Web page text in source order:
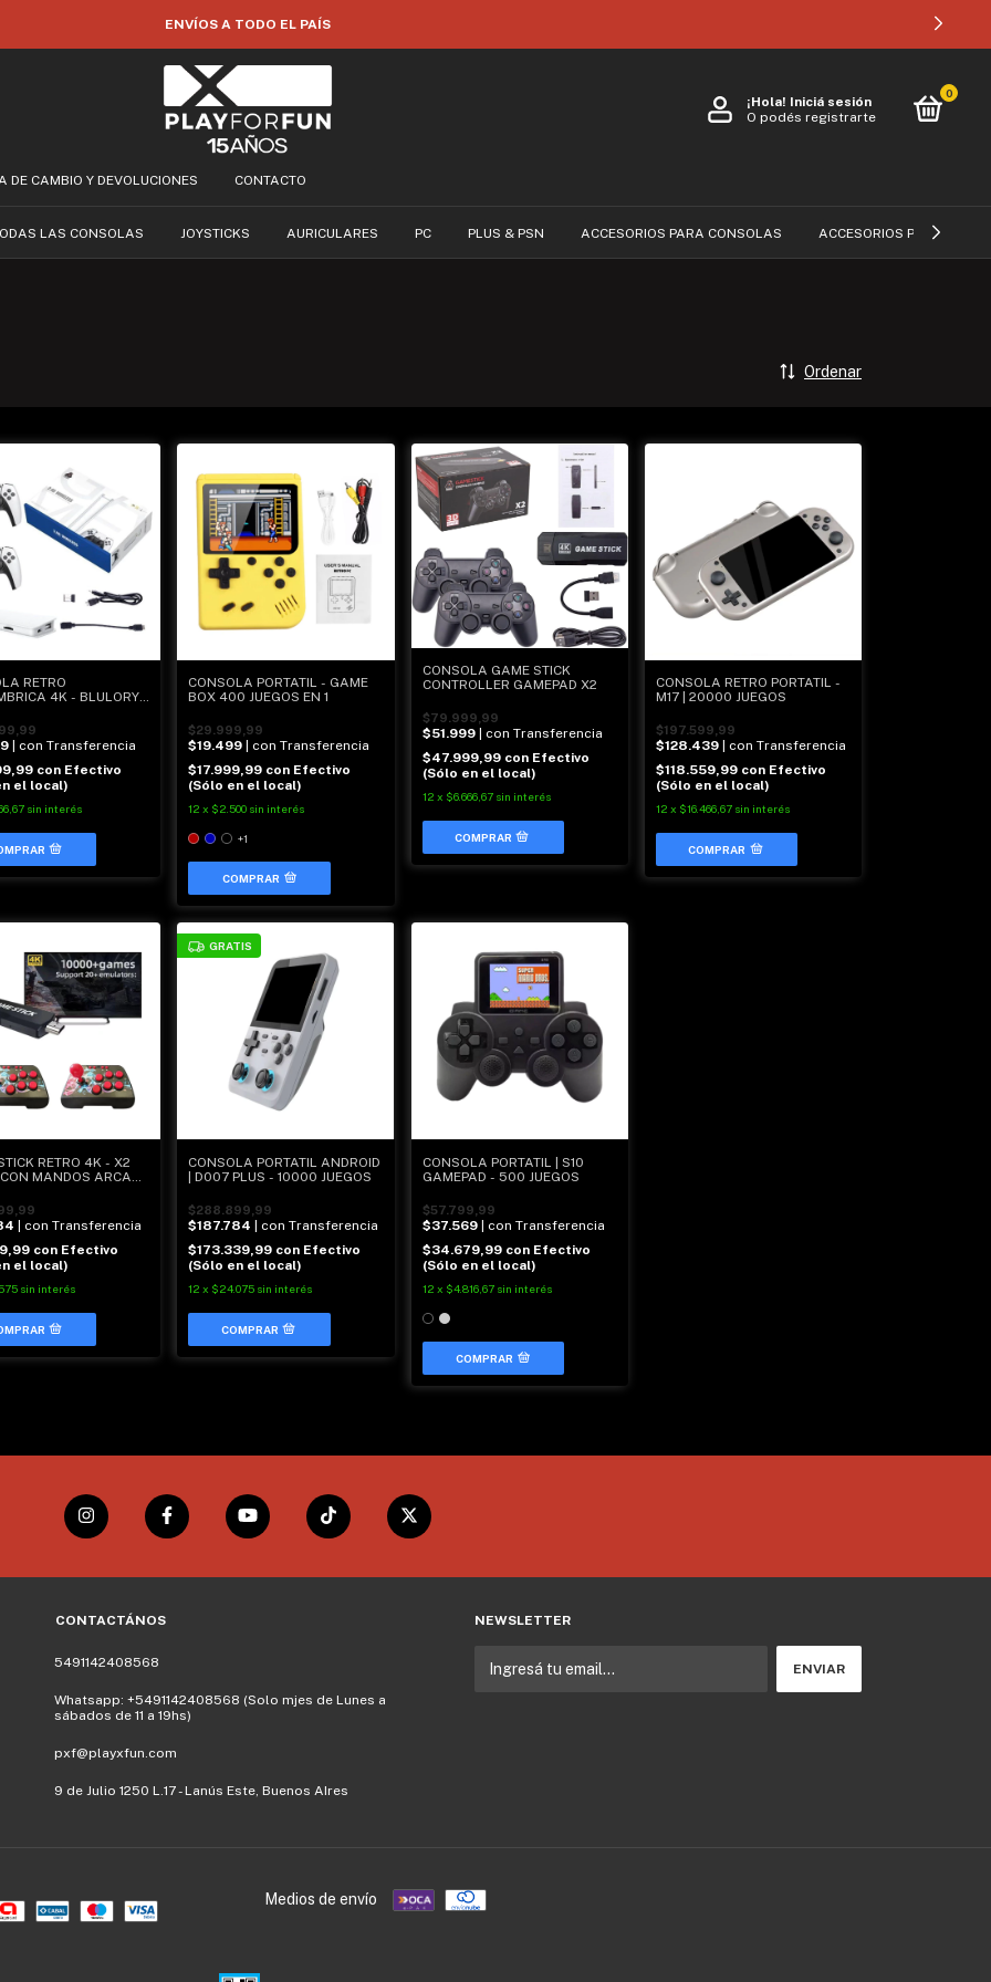
ENVÍOS A TODO EL PAÍS
¡Hola! Iniciá sesión
O podés registrarte
0
DE CAMBIO Y DEVOLUCIONES CONTACTO
LAS CONSOLAS JOYSTICKS AURICULARES PC PLUS & PSN ACCESORIOS PARA CONSOLAS ACCESORIOS PARA
Ordenar
RETRO
4K - BLULORY
| con Transferencia
con Efectivo
el local)
sin interés
CONSOLA PORTATIL - GAME
BOX 400 JUEGOS EN 1
$29.999,99
$19.499
| con Transferencia
$17.999,99 con Efectivo
(Sólo en el local)
12 x $2.500 sin interés
+1
COMPRAR
CONSOLA GAME STICK
CONTROLLER GAMEPAD X2
$79.999,99
$51.999
| con Transferencia
$47.999,99 con Efectivo
(Sólo en el local)
12 x $6.666,67 sin interés
CONSOLA RETRO PORTATIL -
M17 | 20000 JUEGOS
$197.599,99
$128.439
| con Transferencia
$118.559,99 con Efectivo
(Sólo en el local)
12 x $16.466,67 sin interés
RETRO 4K - X2
MANDOS ARCADE
| con Transferencia
con Efectivo
el local)
sin interés
GRATIS
CONSOLA PORTATIL ANDROID
| D007 PLUS - 10000 JUEGOS
$288.899,99
$187.784 | con Transferencia
$173.339,99 con Efectivo
(Sólo en el local)
12 x $24.075 sin interés
CONSOLA PORTATIL | S10
GAMEPAD - 500 JUEGOS
$57.799,99
$37.569 | con Transferencia
$34.679,99 con Efectivo
(Sólo en el local)
12 x $4.816,67 sin interés
COMPRAR
CONTACTÁNOS
5491142408568
Whatsapp: +5491142408568 (Solo mjes de Lunes a
sábados de 11 a 19hs)
pxf@playxfun.com
9 de Julio 1250 L.17 - Lanús Este, Buenos AIres
NEWSLETTER
Medios de envío